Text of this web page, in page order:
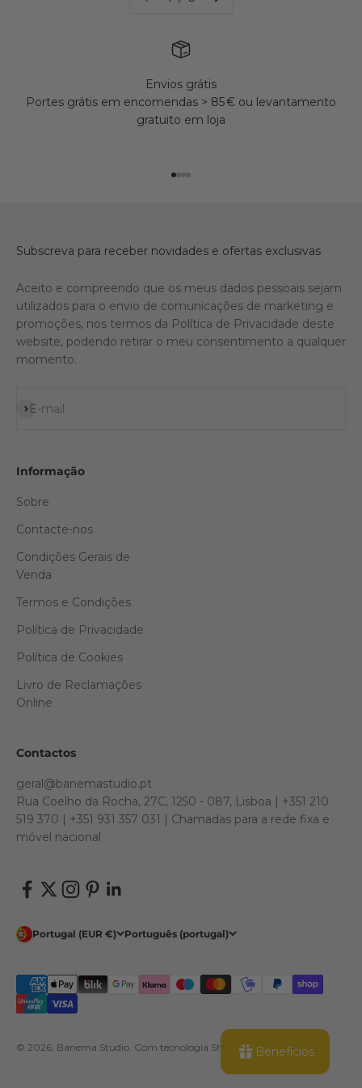
Envios grátis
Portes grátis em encomendas > 85 € ou levantamento
gratuito em loja
Subscreva para receber novidades e ofertas exclusivas
Aceito e compreendo que os meus dados pessoais sejam
utilizados para o envio de comunicações de marketing e
promoções, nos termos da Política de Privacidade deste
website, podendo retirar o meu consentimento a qualquer
momento.
E-mail
Subscrever
Informação
Sobre
Contacte-nos
Condições Gerais de
Venda
Termos e Condições
Política de Privacidade
Política de Cookies
Livro de Reclamações
Online
Contactos
geral@banemastudio.pt
Rua Coelho da Rocha, 27C, 1250 - 087, Lisboa | +351 210
519 370 | +351 931 357 031 | Chamadas para a rede fixa e
móvel nacional
Portugal (EUR €) Português (portugal)
© 2026, Banema Studio. Com tecnologia Shopify Benefícios